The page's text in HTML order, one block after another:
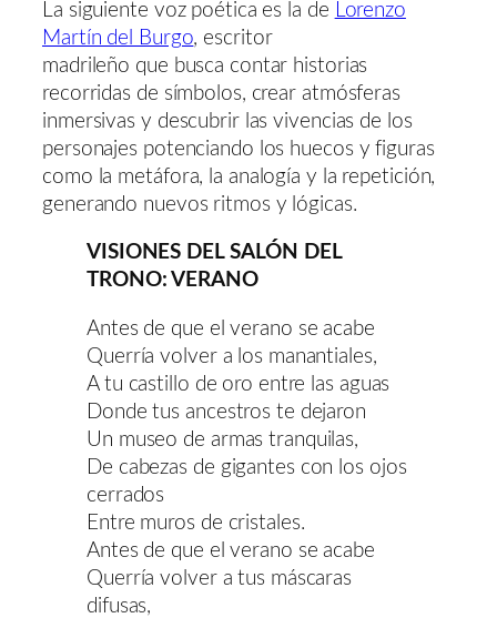
La siguiente voz poética es la de Lorenzo
Martín del Burgo, escritor
madrileño que busca contar historias
recorridas de símbolos, crear atmósferas
inmersivas y descubrir las vivencias de los
personajes potenciando los huecos y figuras
como la metáfora, la analogía y la repetición,
generando nuevos ritmos y lógicas.
VISIONES DEL SALÓN DEL
TRONO: VERANO
Antes de que el verano se acabe
Querría volver a los manantiales,
A tu castillo de oro entre las aguas
Donde tus ancestros te dejaron
Un museo de armas tranquilas,
De cabezas de gigantes con los ojos
cerrados
Entre muros de cristales.
Antes de que el verano se acabe
Querría volver a tus máscaras
difusas,